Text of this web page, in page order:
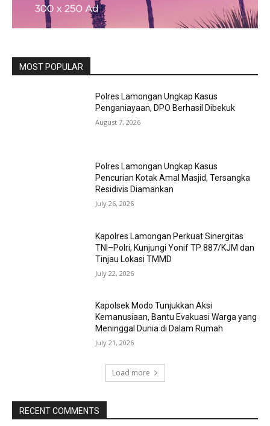
MOST POPULAR
Polres Lamongan Ungkap Kasus
Penganiayaan, DPO Berhasil Dibekuk
August 7, 2026
Polres Lamongan Ungkap Kasus
Pencurian Kotak Amal Masjid, Tersangka
Residivis Diamankan
July 26, 2026
Kapolres Lamongan Perkuat Sinergitas
TNI–Polri, Kunjungi Yonif TP 887/KJM dan
Tinjau Lokasi TMMD
July 22, 2026
Kapolsek Modo Tunjukkan Aksi
Kemanusiaan, Bantu Evakuasi Warga yang
Meninggal Dunia di Dalam Rumah
July 21, 2026
Load more
RECENT COMMENTS